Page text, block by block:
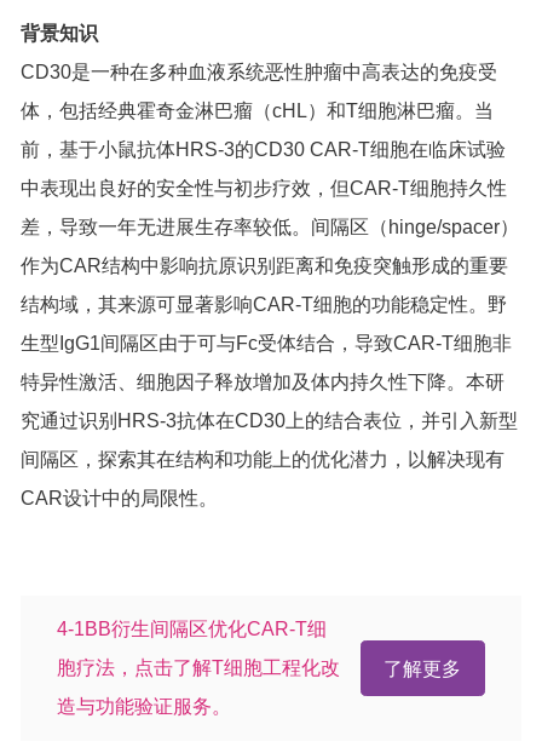
背景知识
CD30是一种在多种血液系统恶性肿瘤中高表达的免疫受
体，包括经典霍奇金淋巴瘤（cHL）和T细胞淋巴瘤。当
前，基于小鼠抗体HRS-3的CD30 CAR-T细胞在临床试验
中表现出良好的安全性与初步疗效，但CAR-T细胞持久性
差，导致一年无进展生存率较低。间隔区（hinge/spacer）
作为CAR结构中影响抗原识别距离和免疫突触形成的重要
结构域，其来源可显著影响CAR-T细胞的功能稳定性。野
生型IgG1间隔区由于可与Fc受体结合，导致CAR-T细胞非
特异性激活、细胞因子释放增加及体内持久性下降。本研
究通过识别HRS-3抗体在CD30上的结合表位，并引入新型
间隔区，探索其在结构和功能上的优化潜力，以解决现有
CAR设计中的局限性。
4-1BB衍生间隔区优化CAR-T细
胞疗法，点击了解T细胞工程化改
造与功能验证服务。
了解更多